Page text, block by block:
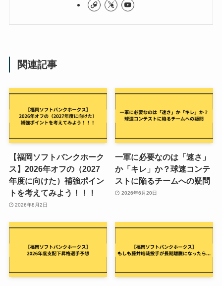
関連記事
【福岡ソフトバンクホーク
ス】2026年オフの（2027
年度に向けた）補強ポイン
トを考えてみよう！！！
2026年8月2日
一軍に必要なのは「速さ」
か「キレ」か？球速コンテ
ストに陥るチームへの疑問
2026年6月20日